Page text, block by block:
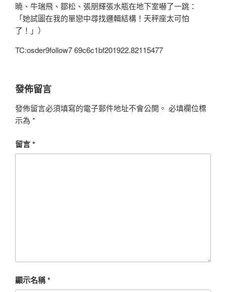
曉、牛瑞飛、鄒松、張朋輝張水瓶在地下室嚇了一跳：
「她試圖在我的單戀中尋找邏輯結構！天秤座太可怕
了！」）
TC:osder9follow7 69c6c1bf201922.82115477
發佈留言
發佈留言必須填寫的電子郵件地址不會公開。 必填欄位標
示為 *
留言*
顯示名稱*